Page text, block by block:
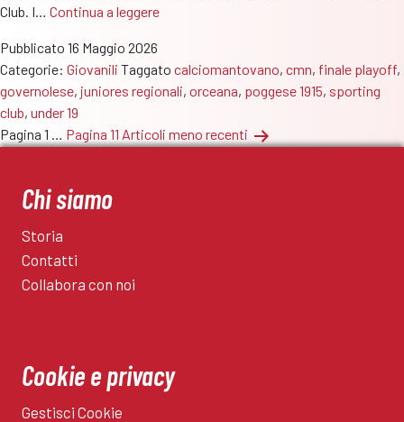
Club. I… Continua a leggereJuniores
oggi
pomeriggio
finale
Pubblicato 16 Maggio 2026
Categorie: Giovanili Taggato calciomantovano, cmn, finale playoff,
governolese, juniores regionali, orceana, poggese 1915, sporting
club, under 19
Paginazione
articoli
Pagina 1 Pagina 11 Articoli meno recenti
Chi siamo
Storia
Contatti
Collabora con noi
Cookie e privacy
Gestisci Cookie